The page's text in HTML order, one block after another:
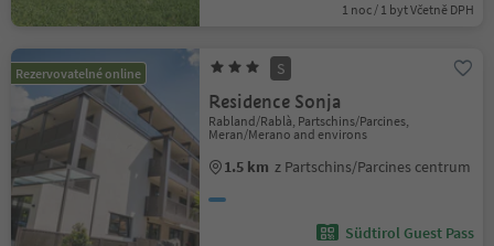
1 noc / 1 byt Včetně DPH
Rezervovatelné online S
Residence Sonja
Rabland/Rablà, Partschins/Parcines,
Meran/Merano and environs
1.5 km z Partschins/Parcines centrum
Südtirol Guest Pass